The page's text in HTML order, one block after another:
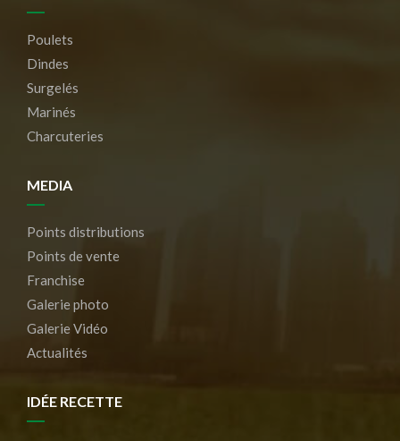
Poulets
Dindes
Surgelés
Marinés
Charcuteries
MEDIA
Points distributions
Points de vente
Franchise
Galerie photo
Galerie Vidéo
Actualités
IDÉE RECETTE